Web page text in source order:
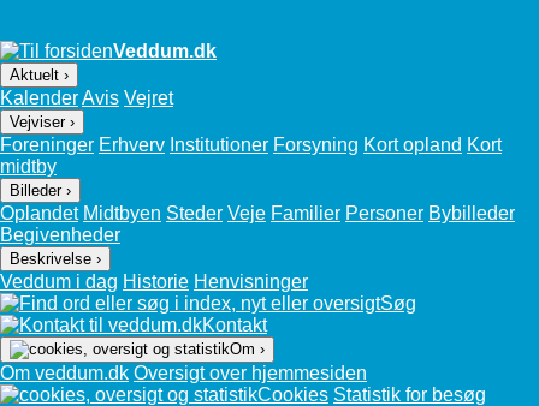
Veddum.dk
Aktuelt ›
KalenderAvis Vejret
Vejviser ›
Foreninger Erhverv Institutioner Forsyning Kort opland Kort
midtby
Billeder ›
Oplandet Midtbyen Steder Veje Familier Personer Bybilleder
Begivenheder
Beskrivelse ›
Veddum i dag Historie Henvisninger
Søg
Kontakt
Om ›
Om veddum.dk Oversigt over hjemmesiden
Cookies Statistik for besøg